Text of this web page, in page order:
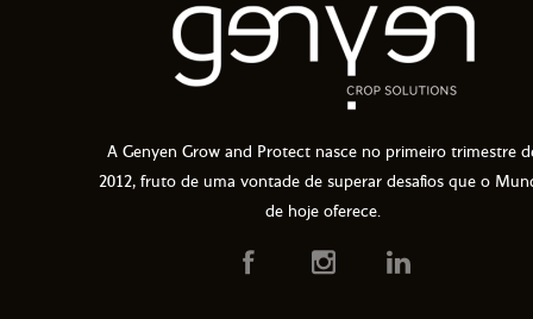
A Genyen Grow and Protect nasce no primeiro trimestre
2012, fruto de uma vontade de superar desafios que o
de hoje oferece.